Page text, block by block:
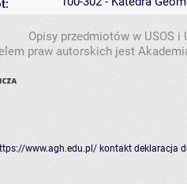
Opisy przedmiotów w USOS
praw autorskich jest
www.agh.edu.pl/ kontakt deklaracja